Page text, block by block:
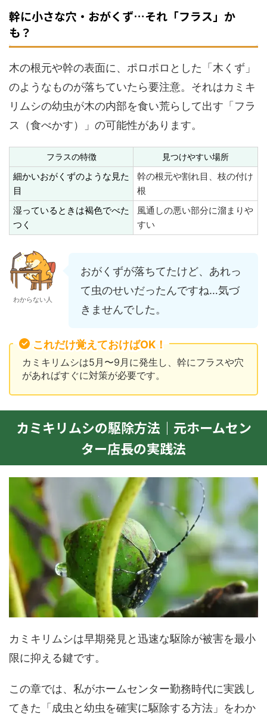
幹に小さな穴・おがくず…それ「フラス」か
も？
木の根元や幹の表面に、ポロポロとした「木くず」
のようなものが落ちていたら要注意。それはカミキ
リムシの幼虫が木の内部を食い荒らして出す「フラ
ス（食べかす）」の可能性があります。
フラスの特徴 見つけやすい場所
細かいおがくずのような見た
目
幹の根元や割れ目、枝の付け
根
湿っているときは褐色でべた
つく
風通しの悪い部分に溜まりや
すい
わからない人
おがくずが落ちてたけど、あれっ
て虫のせいだったんですね…気づ
きませんでした。
これだけ覚えておけばOK！
カミキリムシは5月〜9月に発生し、幹にフラスや穴
があればすぐに対策が必要です。
カミキリムシの駆除方法｜元ホームセン
ター店長の実践法
カミキリムシは早期発見と迅速な駆除が被害を最小
限に抑える鍵です。
この章では、私がホームセンター勤務時代に実践し
てきた「成虫と幼虫を確実に駆除する方法」をわか